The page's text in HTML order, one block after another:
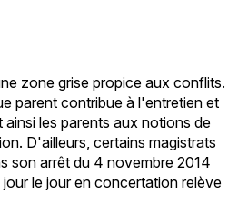
zone grise propice aux conflits.
parent contribue à l'entretien et
les parents aux notions de
D'ailleurs, certains magistrats
son arrêt du 4 novembre 2014
le jour en concertation relève